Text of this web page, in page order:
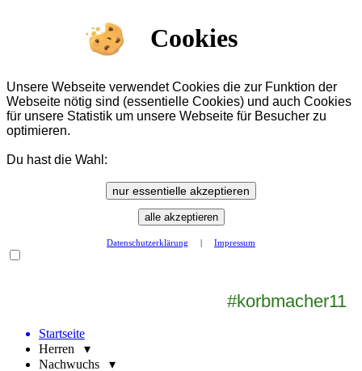
Cookies
Unsere Webseite verwendet Cookies die zur Funktion der
Webseite nötig sind (essentielle Cookies) und auch Cookies
für unsere Statistik um unsere Webseite für Besucher zu
optimieren.
Du hast die Wahl:
nur essentielle akzeptieren
alle akzeptieren
Datenschutzerklärung Impressum
#korbmacher11
Startseite
Herren ▾
Nachwuchs ▾